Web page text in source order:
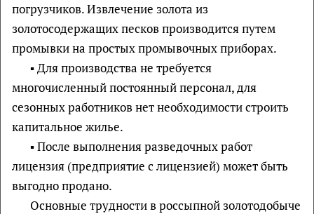
погрузчиков. Извлечение золота из
золотосодержащих песков производится путем
промывки на простых промывочных приборах.
▪ Для производства не требуется
многочисленный постоянный персонал, для
сезонных работников нет необходимости строить
капитальное жилье.
▪ После выполнения разведочных работ
лицензия (предприятие с лицензией) может быть
выгодно продано.
Основные трудности в россыпной золотодобыче